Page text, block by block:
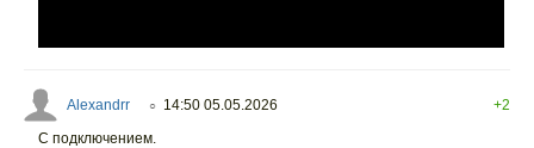
Alexandrr ○ 14:50 05.05.2026
+2
С подключением.